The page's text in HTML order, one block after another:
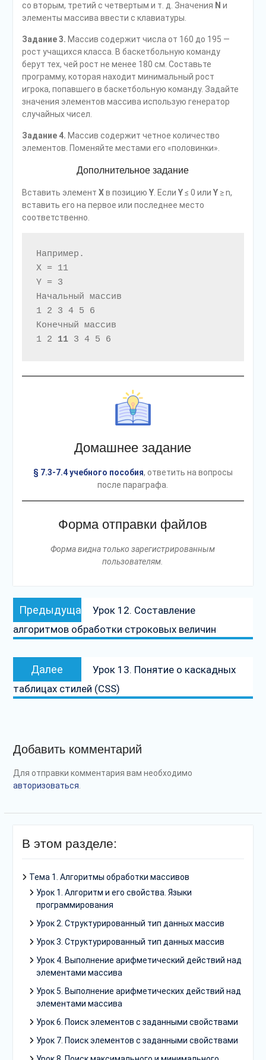
со вторым, третий с четвертым и т. д. Значения N и
элементы массива ввести с клавиатуры.
Задание 3. Массив содержит числа от 160 до 195 —
рост учащихся класса. В баскетбольную команду
берут тех, чей рост не менее 180 см. Составьте
программу, которая находит минимальный рост
игрока, попавшего в баскетбольную команду. Задайте
значения элементов массива использую генератор
случайных чисел.
Задание 4. Массив содержит четное количество
элементов. Поменяйте местами его «половинки».
Дополнительное задание
Вставить элемент Xв позицию Y. Если Y≤ 0 или Y≥ n,
вставить его на первое или последнее место
соответственно.
Например.
X = 11
Y = 3
Начальный массив
1 2 3 4 5 6
Конечный массив
1 2 11 3 4 5 6
Домашнее задание
§ 7.3-7.4 учебного пособия, ответить на вопросы
после параграфа.
Форма отправки файлов
Форма видна только зарегистрированным
пользователям.
Навигация
по
записям
Предыдущая
запись:
Урок 12. Составление
алгоритмов обработки строковых величин
Далее
запись:
Урок 13. Понятие о каскадных
таблицах стилей (CSS)
Добавить комментарий
Для отправки комментария вам необходимо
авторизоваться.
В этом разделе:
Тема 1. Алгоритмы обработки массивов
Урок 1. Алгоритм и его свойства. Языки
программирования
Урок 2. Структурированный тип данных массив
Урок 3. Структурированный тип данных массив
Урок 4. Выполнение арифметический действий над
элементами массива
Урок 5. Выполнение арифметических действий над
элементами массива
Урок 6. Поиск элементов с заданными свойствами
Урок 7. Поиск элементов с заданными свойствами